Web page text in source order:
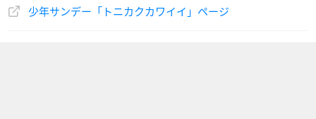
少年サンデー「トニカクカワイイ」ページ